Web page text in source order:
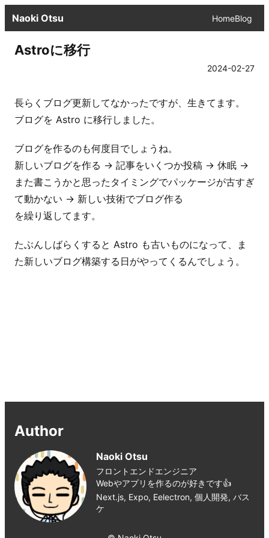
Naoki Otsu HomeBlog
Astroに移行
2024-02-27
長らくブログ更新してなかったですが、生きてます。
ブログを Astro に移行しました。
ブログを作るのも何度目でしょうね。
新しいブログを作る -> 記事をいくつか投稿 -> 休眠 ->
また書こうかと思ったタイミングでパッケージが古すぎ
て動かない -> 新しい技術でブログ作る
を繰り返してます。
たぶんしばらくすると Astro も古いものになって、ま
た新しいブログ構築する日がやってくるんでしょう。
Author
Naoki Otsu
フロントエンドエンジニア
Webやアプリを作るのが好きです👍
Next.js, Expo, Eelectron, 個人開発, バス
ケ